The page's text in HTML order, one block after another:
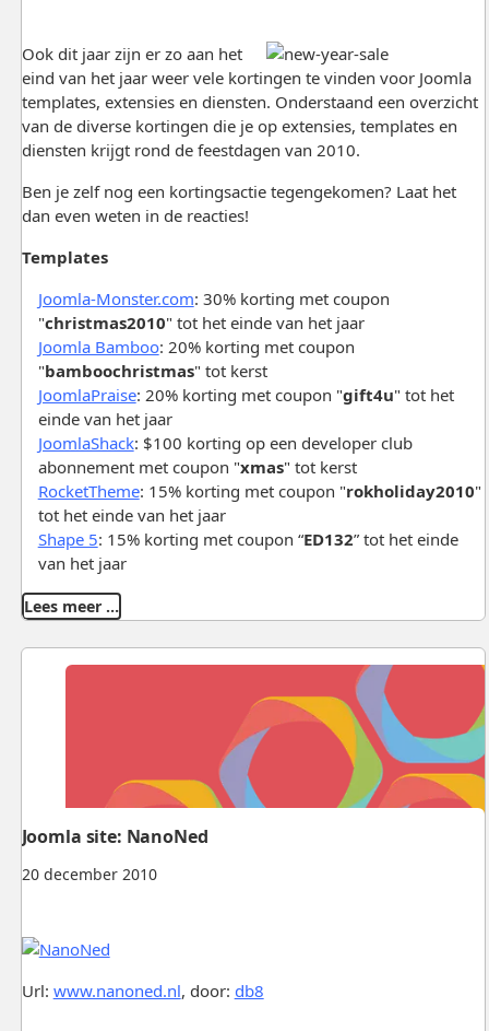
Ook dit jaar zijn er zo aan het
eind van het jaar weer vele kortingen te vinden voor Joomla
templates, extensies en diensten. Onderstaand een overzicht
van de diverse kortingen die je op extensies, templates en
diensten krijgt rond de feestdagen van 2010.
Ben je zelf nog een kortingsactie tegengekomen? Laat het
dan even weten in de reacties!
Templates
Joomla-Monster.com: 30% korting met coupon
"christmas2010" tot het einde van het jaar
Joomla Bamboo: 20% korting met coupon
"bamboochristmas" tot kerst
JoomlaPraise: 20% korting met coupon "gift4u" tot het
einde van het jaar
JoomlaShack: $100 korting op een developer club
abonnement met coupon "xmas" tot kerst
RocketTheme: 15% korting met coupon "rokholiday2010"
tot het einde van het jaar
Shape 5: 15% korting met coupon “ED132” tot het einde
van het jaar
Lees meer …
20 december 2010
Joomla site: NanoNed
Url: www.nanoned.nl, door: db8